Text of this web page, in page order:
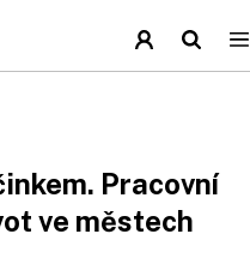
Pracovní
ve městech